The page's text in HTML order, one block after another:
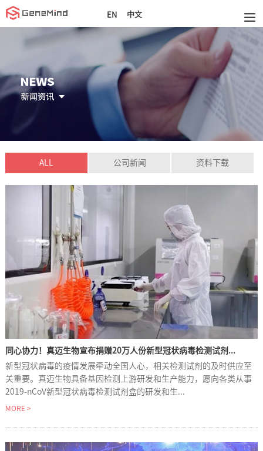
EN 中文
ALL 公司新闻 资料下载
同心协力！真迈生物宣布捐赠20万人份新型冠状病毒检测试剂...
新型冠状病毒的疫情发展牵动全国人心，相关检测试剂的及时供应至
关重要。真迈生物具备基因检测上游研发和生产能力，愿向各类从事
2019-nCoV新型冠状病毒检测试剂盒的研发和生...
MORE >